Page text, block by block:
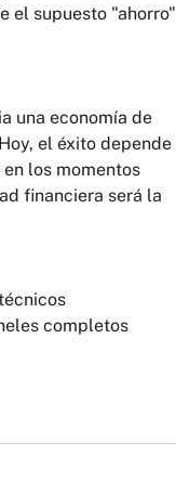
el supuesto "ahorro"
una economía de
el éxito depende
los momentos
financiera será la
completos